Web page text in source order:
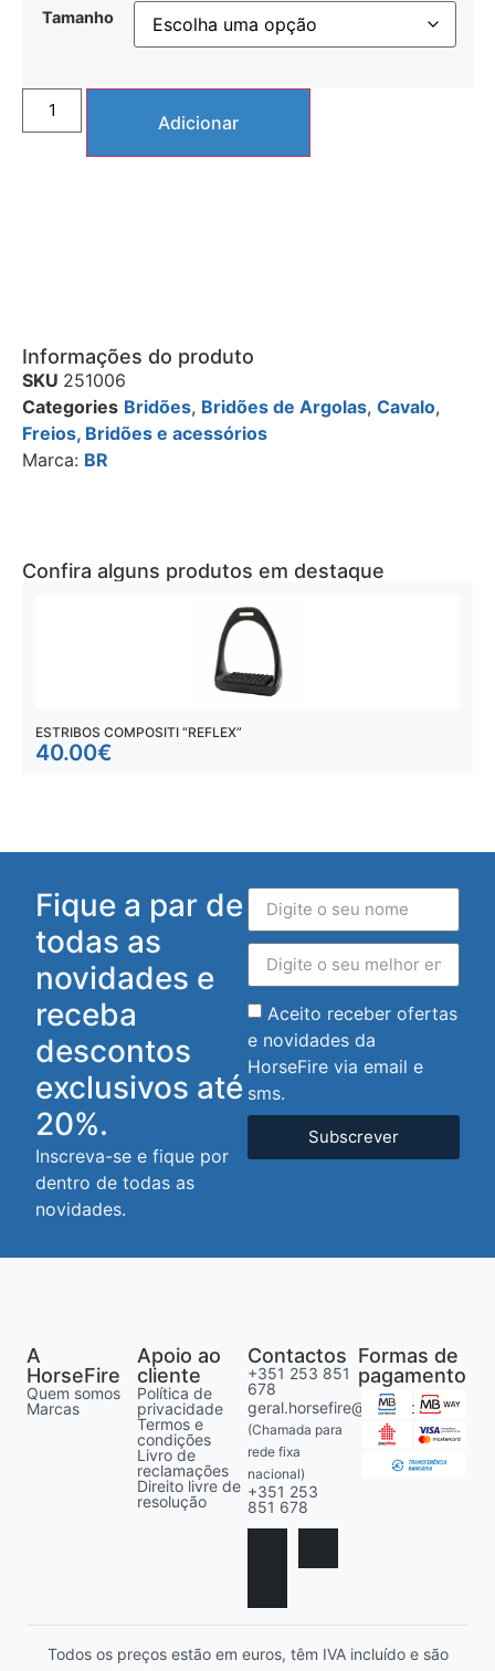
Tamanho
Adicionar
Informações do produto
SKU 251006
Categories Bridões, Bridões de Argolas, Cavalo,
Freios, Bridões e acessórios
Marca: BR
Confira alguns produtos em destaque
ESTRIBOS COMPOSITI “REFLEX”
40.00€
Fique a par de
todas as
novidades e
receba
descontos
exclusivos até
20%.
Inscreva-se e fique por
dentro de todas as
novidades.
Aceito receber ofertas
e novidades da
HorseFire via email e
sms.
Subscrever
A
HorseFire
Quem somos
Marcas
Apoio ao
cliente
Política de
privacidade
Termos e
condições
Livro de
reclamações
Direito livre de
resolução
Contactos
+351 253 851
678
geral.horsefire@gmail.com
(Chamada para
rede fixa
nacional)
+351 253
851 678
Formas de
pagamento
Todos os preços estão em euros, têm IVA incluído e são